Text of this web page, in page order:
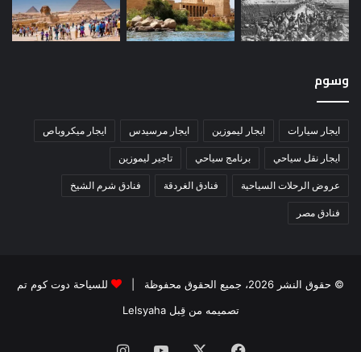
وسوم
ايجار سيارات ايجار ليموزين ايجار مرسيدس ايجار ميكروباص
ايجار نقل سياحي برنامج سياحي تاجير ليموزين
عروض الرحلات السياحية فنادق الغردقة فنادق شرم الشيخ
فنادق مصر
© حقوق النشر 2026، جميع الحقوق محفوظة |
للسياحة دوت كوم تم
تصميمه من قِبل Lelsyaha